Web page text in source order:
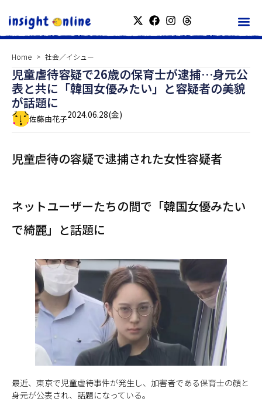
Home 社会／イシュー
児童虐待容疑で26歳の保育士が逮捕…身元公
表と共に「韓国女優みたい」と容疑者の美貌
が話題に
佐藤由花子2024.06.28(金)
児童虐待の容疑で逮捕された女性容疑者
ネットユーザーたちの間で「韓国女優みたい
で綺麗」と話題に
最近、東京で児童虐待事件が発生し、加害者である保育士の顔と
身元が公表され、話題になっている。